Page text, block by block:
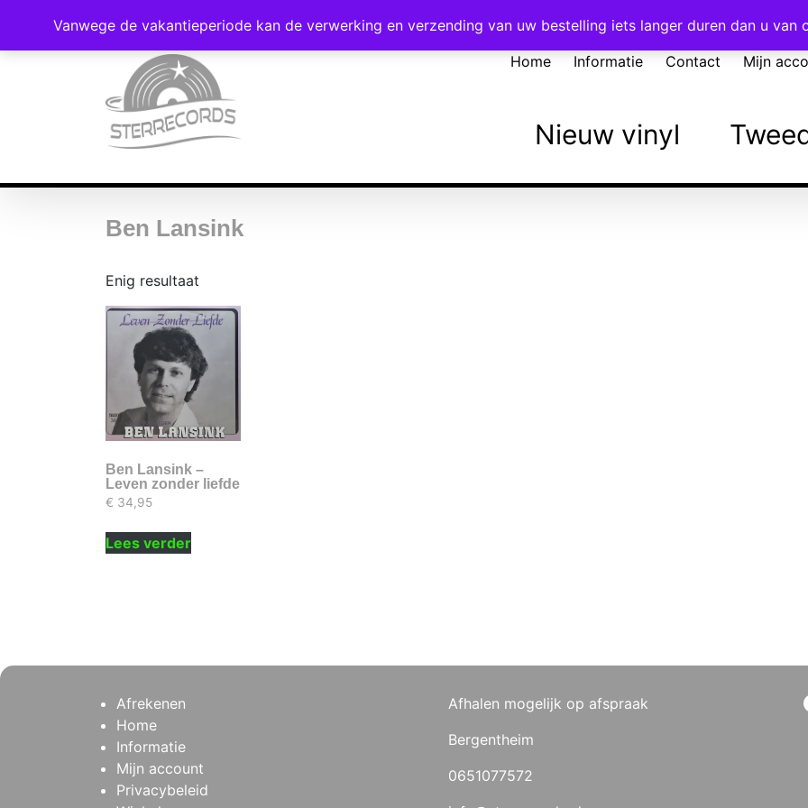
Voor 16:00 besteld = vandaag verzonden!
Home Informatie Contact Mijn
Nieuw vinyl
Ben Lansink
Enig resultaat
Ben Lansink –
Leven zonder liefde
€ 34,95
Lees verder
Afrekenen
Home
Informatie
Mijn account
Privacybeleid
Afhalen mogelijk op afspraak
Bergentheim
0651077572
Vanwege de vakantieperiode kan de verwerking en verzending van uw bestelling iets langer duren dan u